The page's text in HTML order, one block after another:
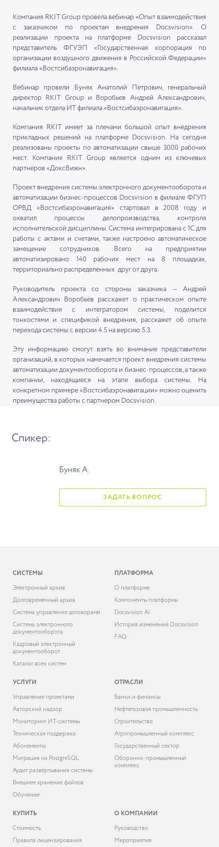
Kомпания RKIT Group провела вебинар «Опыт взаимодействия
с заказчиком по проектам внедрения Docsvision». О
реализации проекта на платформе Docsvision рассказал
представитель ФГУЭП «Государственная корпорация по
организации воздушного движения в Российской Федерации»
филиала «Востсибаэронавигация».
Вебинар провели Буняк Анатолий Петрович, генеральный
директор RKIT Group и Воробьев Андрей Александрович,
начальник отдела ИТ филиала «Востсибаэронавигация».
Компания RKIT имеет за плечами большой опыт внедрения
прикладных решений на платформе Docsvision. На сегодня
реализованы проекты по автоматизации свыше 3000 рабочих
мест. Компания RKIT Group является одним из ключевых
партнёров «ДоксВижн».
Проект внедрения системы электронного документооборота и
автоматизации бизнес-процессов Docsvision в филиале ФГУП
ОРВД «Востсибаэронавигация» стартовал в 2008 году и
охватил процессы делопроизводства, контроля
исполнительской дисциплины. Система интегрирована с 1С для
работы с актами и счетами, также настроено автоматическое
замещение сотрудников. Всего на предприятии
автоматизировано 140 рабочих мест на 8 площадках,
территориально распределённых друг от друга.
Руководитель проекта со стороны заказчика — Андрей
Александрович Воробьёв расскажет о практическом опыте
взаимодействия с интегратором системы, поделится
тонкостями и спецификой внедрения, расскажет об опыте
перехода системы с версии 4.5 на версию 5.3.
Эту информацию смогут взять во внимание представители
организаций, в которых намечается проект внедрения системы
автоматизации документооборота и бизнес-процессов, а также
компании, находящиеся на этапе выбора системы. На
конкретном примере «Востсибаэронавигации» можно оценить
преимущества работы с партнером Docsvision.
Спикер:
Буняк А.
ЗАДАТЬ ВОПРОС
СИСТЕМЫ
Электронный архив
Долговременный архив
Система управления договорами
Система электронного
документооборота
Кадровый электронный
документооборот
Каталог всех систем
ПЛАТФОРМА
О платформе
Компоненты платформы
Docsvision AI
История изменений Docsvision
FAQ
УСЛУГИ
Управление проектами
Авторский надзор
Мониторинг ИТ-системы
Техническая поддержка
Абонементы
Миграция на PostgreSQL
Аудит развёртывания системы
Внешнее хранение файлов
Обучение
ОТРАСЛИ
Банки и финансы
Нефтегазовая промышленность
Строительство
Агропромышленный комплекс
Государственный сектор
Оборонно-промышленный
комплекс
КУПИТЬ
Cтоимость
Правила лицензирования
О КОМПАНИИ
Руководство
Мероприятия